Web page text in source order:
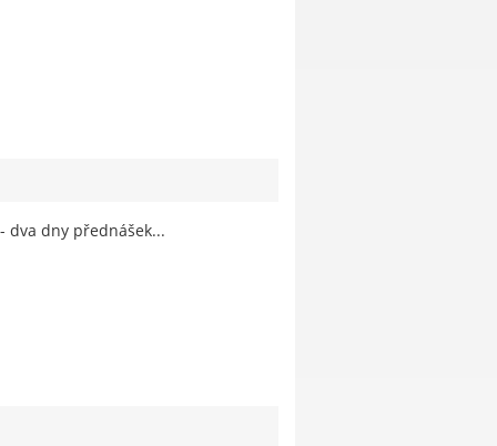
dva dny přednášek...